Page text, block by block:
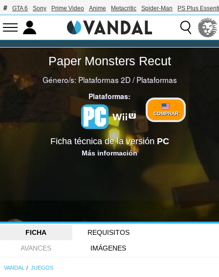
GTA 6 Sony Prime Video Anime Metacritic Spider-Man PS Plus
Paper Monsters Recut
Género/s: Plataformas 2D/Plataformas
Plataformas:
COMPRAR
Ficha técnica de la versión PC
Más información
FICHA
REQUISITOS
AVANCES
IMÁGENES
VANDAL JUEGOS